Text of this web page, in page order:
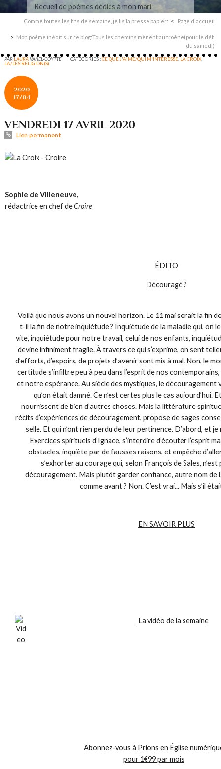
Recueil de poèmes dédiés à mon mari
Comme toutes les fins de semaine, je lis la presse papier: Page d'accueil
Mon poème inédit sur ce blog:Tous les chemins mènent au troène(pour le défi
du samedi)
PARLAURAVANEL-COYTTE CATÉGORIES :CE QUE J'AIME/QUI M'INTERESSE,LA CROIX
LA/LES RELIGION(S)
2020
17/04
VENDREDI 17 AVRIL 2020
Lien permanent
Sophie de Villeneuve,
rédactrice en chef deCroire
ÉDITO
Découragé ?
Voilà que nous avons un nouvel horizon. Le 11 mai serait la fin
t-il la fin de notre inquiétude ? Inquiétude de la maladie qui, on
vite, inquiétude pour notre travail, celui de nos enfants,
devine infiniment fragile. À travers ce qui s’exprime, on sent
d’efforts, d’espoirs, de projets d’avenir sont mis à mal. Non, le
certitude s’infiltre peu à peu dans l’esprit de nos
et notreespérance.Au siècle des mystiques, le
qu’on était damné. Ce n’est certes plus le cas aujourd’hui.
nourrissent de bien d’autres choses. Mais la littérature
récits d’expériences de découragement, propose de sages
selle. Et qui n’ont rien perdu de leur pertinence. D’abord, et
Exercices spirituels d’Ignace, s’interdire d’écouter l’esprit
obstacles, inquiète par de fausses raisons, et empêche
s’exhorter au courage qui, selon François de Sales,
découragement. Mais plutôt garderconfiance, autre nom de
comme avant ? Non. C’est vrai... Mais s’il
EN SAVOIR PLUS
La vidéo de la semaine
Abonnez-vous à Prions en Église
pour 1€99 par mois